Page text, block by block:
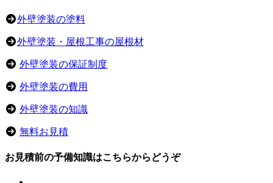
外壁塗装の塗料
外壁塗装・屋根工事の屋根材
外壁塗装の保証制度
外壁塗装の費用
外壁塗装の知識
無料お見積
お見積前の予備知識はこちらからどうぞ